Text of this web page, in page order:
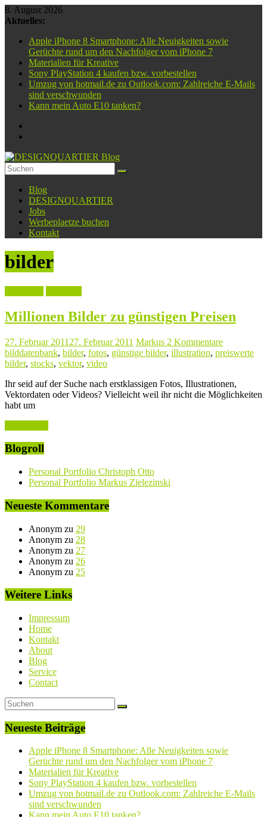
Zum
Inhalt
8. August 2026
Aktuelles:
Apple iPhone 8 Smartphone: Alle Neuigkeiten sowie
Gerüchte rund um den Nachfolger vom iPhone 7
Materialien für Kreative
Sony PlayStation 4 kaufen bzw. vorbestellen
Umzug von hotmail.de zu Outlook.com: Zahlreiche E-Mails
sind verschwunden
Kann mein Auto E10 tanken?
DESIGNQUARTIER
Blog
Eure
Informationsquelle
Nr.
–
Alles
Bereichen
Design,
Kreatives,
Trends
sowie
und
Technik
Blog
DESIGNQUARTIER
Jobs
Werbeplaetze buchen
Kontakt
bilder
Millionen Bilder zu günstigen Preisen
27. Februar 2011 27. Februar 2011 Markus 2 Kommentare
bilddatenbank, bilder, fotos, günstige bilder, illustration, preiswerte
bilder, stocks, vektor, video
Ihr seid auf der Suche nach erstklassigen Fotos, Illustrationen,
Vektordaten oder Videos? Vielleicht weil ihr nicht die Möglichkeiten
habt um
Blogroll
Personal Portfolio Christoph Otto
Personal Portfolio Markus Zielezinski
Neueste Kommentare
Anonym zu 29
Anonym zu 28
Anonym zu 27
Anonym zu 26
Anonym zu 25
Weitere Links
Impressum
Home
Kontakt
About
Blog
Service
Contact
Neueste Beiträge
Apple iPhone 8 Smartphone: Alle Neuigkeiten sowie
Gerüchte rund um den Nachfolger vom iPhone 7
Materialien für Kreative
Sony PlayStation 4 kaufen bzw. vorbestellen
Umzug von hotmail.de zu Outlook.com: Zahlreiche E-Mails
sind verschwunden